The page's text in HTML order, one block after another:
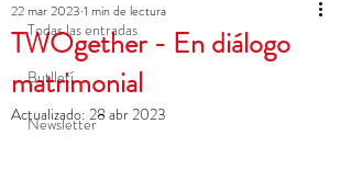
Todas las entradas
Butlletí
Newsletter
TWOgether - En diálogo
matrimonial
22 mar 2023 1 min de lectura
Actualizado: 28 abr 2023